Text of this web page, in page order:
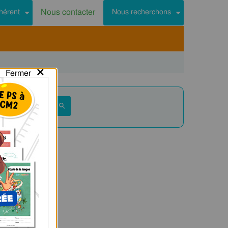
Nous contacter Nous recherchons
Fermer×